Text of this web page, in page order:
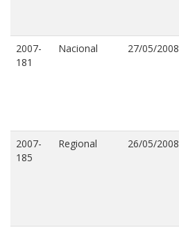
2007-
181
Nacional 27/05/2008
2007-
185
Regional 26/05/2008